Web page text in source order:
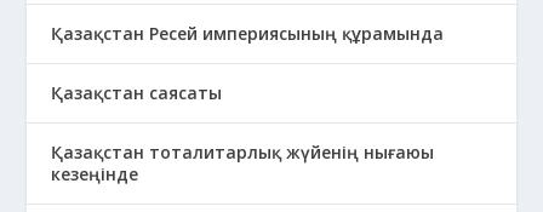
Қазақстан Ресей империясының құрамында
Қазақстан саясаты
Қазақстан тоталитарлық жүйенің нығаюы
кезеңінде